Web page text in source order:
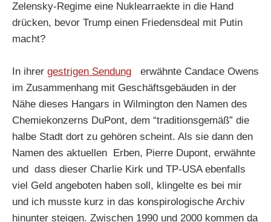
Zelensky-Regime eine Nuklearraekte in die Hand
drücken, bevor Trump einen Friedensdeal mit Putin
macht?
In ihrer gestrigen Sendung erwähnte Candace Owens
im Zusammenhang mit Geschäftsgebäuden in der
Nähe dieses Hangars in Wilmington den Namen des
Chemiekonzerns DuPont, dem “traditionsgemäß” die
halbe Stadt dort zu gehören scheint. Als sie dann den
Namen des aktuellen Erben, Pierre Dupont, erwähnte
und dass dieser Charlie Kirk und TP-USA ebenfalls
viel Geld angeboten haben soll, klingelte es bei mir
und ich musste kurz in das konspirologische Archiv
hinunter steigen. Zwischen 1990 und 2000 kommen da